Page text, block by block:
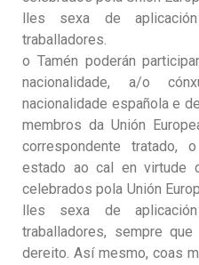
lles sexa de
traballadores.
o Tamén poderán
nacionalidade, a/o
nacionalidade española e
membros da Unión
correspondente tratado,
estado ao cal en virtude
celebrados pola Unión
lles sexa de
traballadores, sempre
dereito. Así mesmo, coas